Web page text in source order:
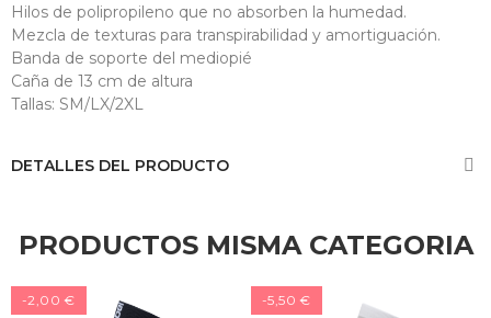
Hilos de polipropileno que no absorben la humedad.
Mezcla de texturas para transpirabilidad y amortiguación.
Banda de soporte del mediopié
Caña de 13 cm de altura
Tallas: SM/LX/2XL
DETALLES DEL PRODUCTO
PRODUCTOS MISMA CATEGORIA
-2,00 € -5,50 €